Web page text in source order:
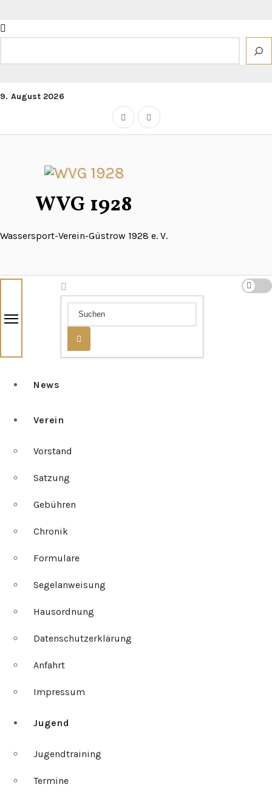
Inhalt
springen
9. August 2026
WVG 1928
Wassersport-Verein-Güstrow 1928 e. V.
News
Verein
Vorstand
Satzung
Gebühren
Chronik
Formulare
Segelanweisung
Hausordnung
Datenschutzerklärung
Anfahrt
Impressum
Jugend
Jugendtraining
Termine